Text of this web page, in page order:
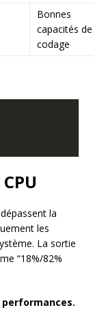
Bonnes
capacités de
codage
la
les
La sortie
“18%/82%